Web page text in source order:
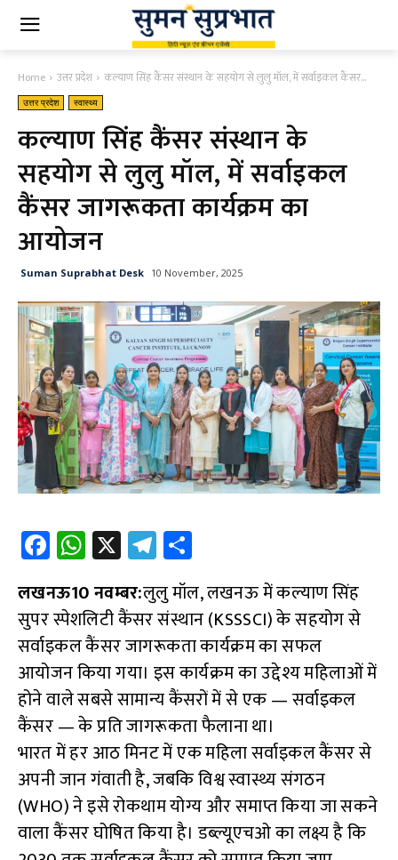
Home उत्तर प्रदेश कल्याण सिंह कैंसर संस्थान के सहयोग से लुलु मॉल, में सर्वाइकल कैंसर...
उत्तर प्रदेश स्वास्थ्य
कल्याण सिंह कैंसर संस्थान के
सहयोग से लुलु मॉल, में सर्वाइकल
कैंसर जागरूकता कार्यक्रम का
आयोजन
Suman Suprabhat Desk 10 November, 2025
Fa
ce
b
o
o
k
W
h
at
s
A
p
p
X Te
le
gr
a
m
ar
e
लखनऊ10 नवम्बर:लुलु मॉल, लखनऊ में कल्याण सिंह
सुपर स्पेशलिटी कैंसर संस्थान (KSSSCI) के सहयोग से
सर्वाइकल कैंसर जागरूकता कार्यक्रम का सफल
आयोजन किया गया। इस कार्यक्रम का उद्देश्य महिलाओं में
होने वाले सबसे सामान्य कैंसरों में से एक — सर्वाइकल
कैंसर — के प्रति जागरूकता फैलाना था।
भारत में हर आठ मिनट में एक महिला सर्वाइकल कैंसर से
अपनी जान गंवाती है, जबकि विश्व स्वास्थ्य संगठन
(WHO) ने इसे रोकथाम योग्य और समाप्त किया जा सकने
वाला कैंसर घोषित किया है। डब्ल्यूएचओ का लक्ष्य है कि